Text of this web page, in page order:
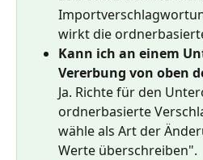
wirkt die
Kann ich an einem
Vererbung von oben
Ja. Richte für den
ordnerbasierte
wähle als Art der
Werte überschreiben".